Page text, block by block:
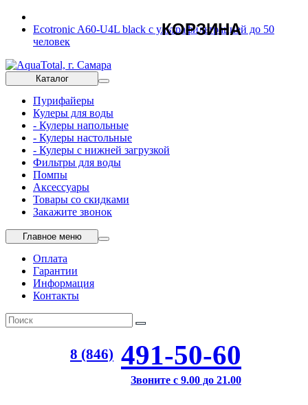
Ecotronic A60-U4L black с ультрафильтрацией до 50
человек
Каталог
Пурифайеры
Кулеры для воды
- Кулеры напольные
- Кулеры настольные
- Кулеры с нижней загрузкой
Фильтры для воды
Помпы
Аксессуары
Товары со скидками
Закажите звонок
Главное меню
Оплата
Гарантии
Информация
Контакты
8 (846) 491-50-60
Звоните с 9.00 до 21.00
КОРЗИНА